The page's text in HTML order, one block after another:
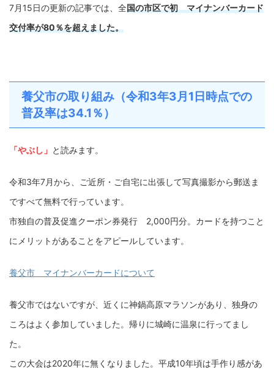
7月15日の更新の記事では、全国の市区で初 マイナンバーカード
交付率が80％を超えました。
養父市の取り組み（令和3年3月1日時点での
普及率は34.1％）
「やぶし」 と読みます。
令和3年7月から、ご近所・ご自宅に出張して写真撮影から郵送ま
ですべて無料で行っています。
市独自の普及促進クーポン券発行 2,000円分。カードを持つこと
にメリットがあることをアピールしています。
養父市 マイナンバーカードについて
養父市ではないですが、近くに神鍋高原マラソンがあり、独身の
ころはよく参加していました。帰りに城崎に温泉に行ってまし
た。
この大会は2020年に無くなりました。平成10年頃は手作り感があ